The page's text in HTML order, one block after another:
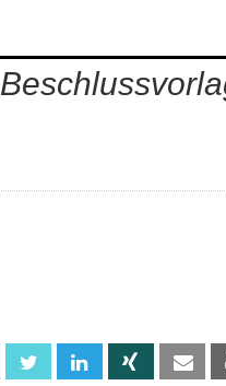
Facebook Twitter Linkedin Xing